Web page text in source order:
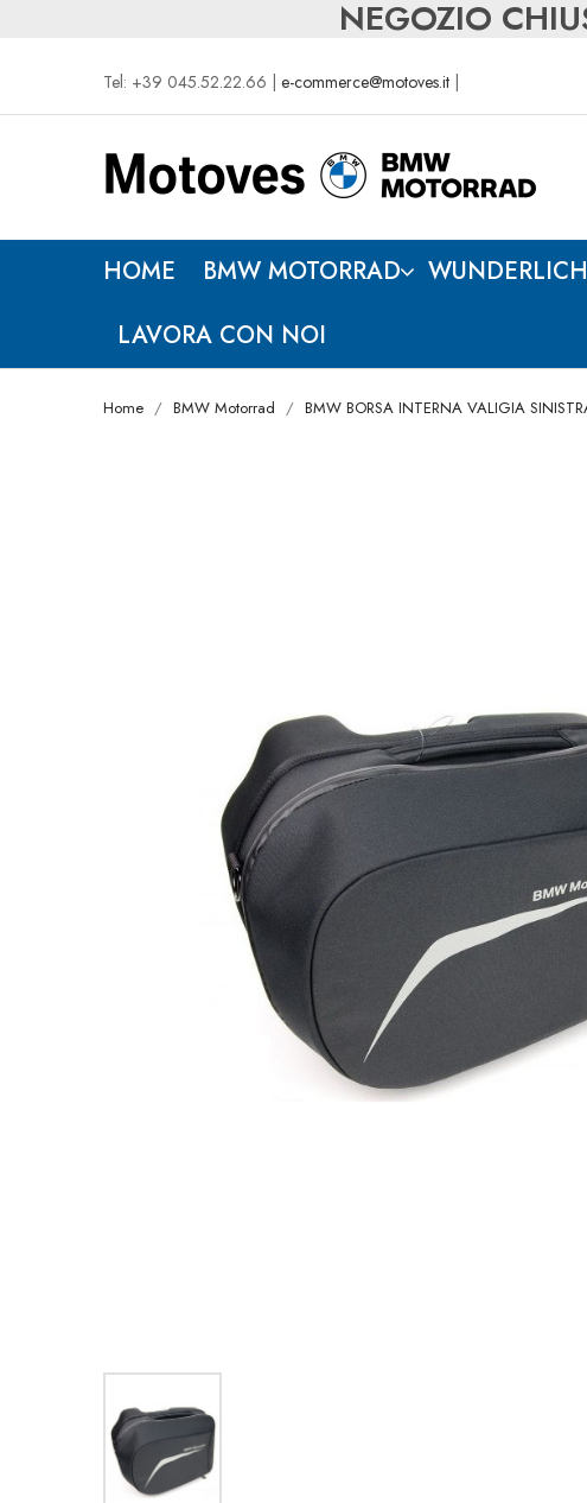
NEGOZIO
Tel: +39 045.52.22.66 | e-commerce@motoves.it
HOME BMW MOTORRAD WUNDERLICH
LAVORA CON NOI
Home BMW Motorrad BMW BORSA INTERNA VALIGIA